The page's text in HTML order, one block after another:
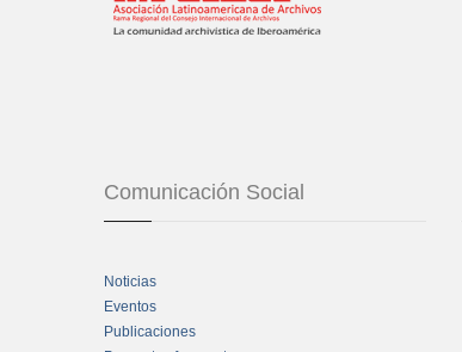
Comunicación Social
Noticias
Eventos
Publicaciones